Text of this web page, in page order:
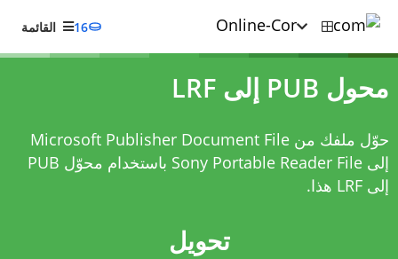
16 القائمة
محول PUB إلى LRF
حوّل ملفك من Microsoft Publisher Document File
إلى Sony Portable Reader File باستخدام
محوّل PUB
إلى LRF
هذا.
تحويل